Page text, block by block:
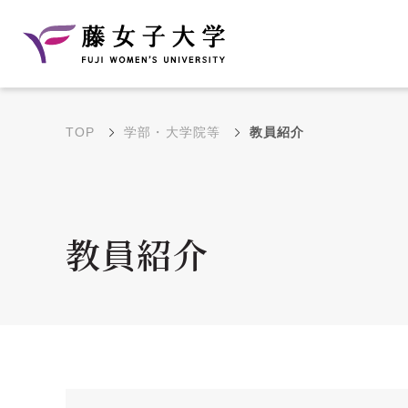
学部・学科の教育目的
大学院の教育目的
TOP 学部・大学院等 教員紹介
教員紹介